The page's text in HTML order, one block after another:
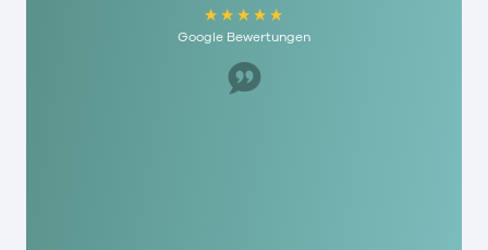
Google Bewertungen